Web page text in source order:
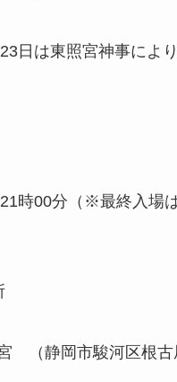
日は東照宮神事によ
時00分（※最終入場
（静岡市駿河区根古